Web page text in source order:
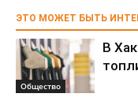
ЭТО МОЖЕТ БЫТЬ
Общество
В